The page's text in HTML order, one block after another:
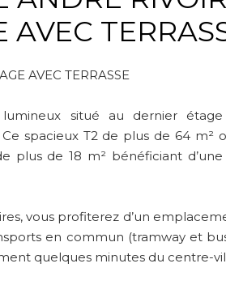
AVEC
AVEC TERRASSE
situé au dernier étage
spacieux T2 de plus de 64 m²
plus de 18 m² bénéficiant
vous profiterez d’un
en commun (tramway et
quelques minutes du centre-